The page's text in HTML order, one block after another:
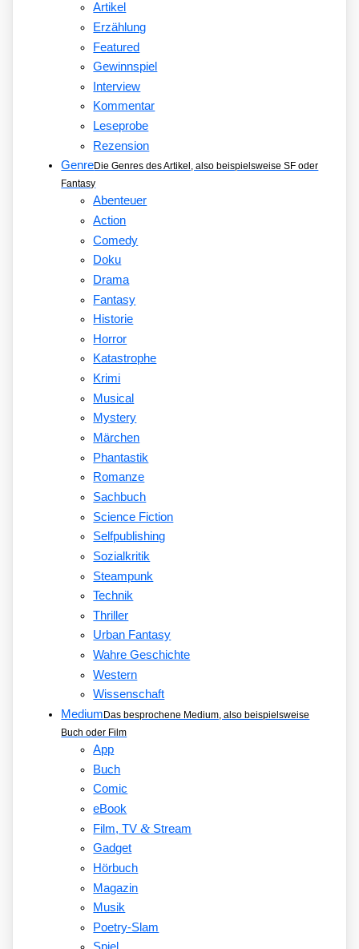
Artikel
Erzählung
Featured
Gewinnspiel
Interview
Kommentar
Leseprobe
Rezension
GenreDie Genres des Artikel, also beispielsweise SF oder
Fantasy
Abenteuer
Action
Comedy
Doku
Drama
Fantasy
Historie
Horror
Katastrophe
Krimi
Musical
Mystery
Märchen
Phantastik
Romanze
Sachbuch
Science Fiction
Selfpublishing
Sozialkritik
Steampunk
Technik
Thriller
Urban Fantasy
Wahre Geschichte
Western
Wissenschaft
Medium Das besprochene Medium, also beispielsweise
Buch oder Film
App
Buch
Comic
eBook
Film, TV&Stream
Gadget
Hörbuch
Magazin
Musik
Poetry-Slam